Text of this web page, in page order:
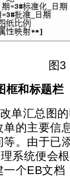
图3
框和标题栏
汇总图的
单的主要信
等。由于已
系统便会
一个EB文